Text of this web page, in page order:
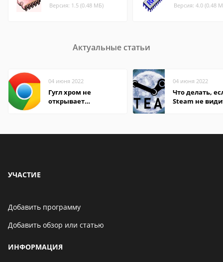
Версия: 1.5 (0.48 МБ) Версия: 4.0 (0.48
Актуальные статьи
04 июня 2022
Гугл хром не
открывает
04 июня 2022
Что делать,
Steam не
УЧАСТИЕ
Добавить программу
Добавить обзор или статью
ИНФОРМАЦИЯ